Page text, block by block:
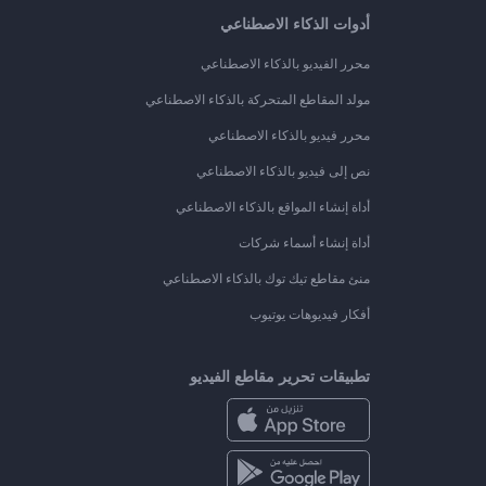
أدوات الذكاء الاصطناعي
محرر الفيديو بالذكاء الاصطناعي
مولد المقاطع المتحركة بالذكاء الاصطناعي
محرر فيديو بالذكاء الاصطناعي
نص إلى فيديو بالذكاء الاصطناعي
أداة إنشاء المواقع بالذكاء الاصطناعي
أداة إنشاء أسماء شركات
منئ مقاطع تيك توك بالذكاء الاصطناعي
أفكار فيديوهات يوتيوب
تطبيقات تحرير مقاطع الفيديو